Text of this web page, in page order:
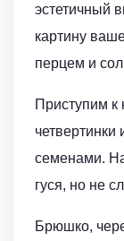
эстетичный
картину
перцем и
Приступим к
четвертинки
семенами.
гуся, но не
Брюшко,